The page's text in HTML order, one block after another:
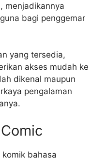
menjadikannya
bagi penggemar
yang tersedia,
akses mudah ke
dikenal maupun
pengalaman
bahasa